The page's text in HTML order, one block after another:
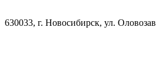
630033, г. Новосибирск, ул.